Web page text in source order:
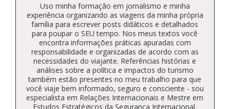
Uso minha formação em jornalismo e minha
experiência organizando as viagens da minha própria
família para escrever posts didáticos e detalhados
para poupar o SEU tempo. Nos meus textos você
encontra informações práticas apuradas com
responsabilidade e organizadas de acordo com as
necessidades do viajante. Referências histórias e
análises sobre a política e impactos do turismo
também estão presentes no meu trabalho para que
você viaje bem informado, seguro e consciente - sou
especialista em Relações Internacionais e Mestre em
Estudos Estratégicos da Segurança Internacional.